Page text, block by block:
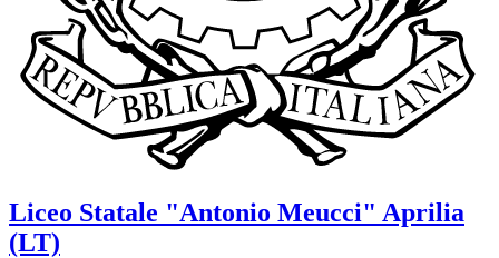
Liceo Statale "Antonio Meucci" Aprilia
(LT)